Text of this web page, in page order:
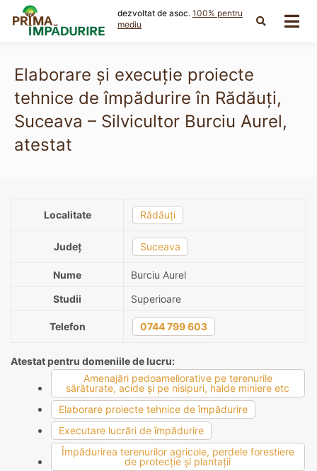
content
dezvoltat de asoc. 100% pentru
mediu
Elaborare și execuție proiecte
tehnice de împădurire în Rădăuți,
Suceava – Silvicultor Burciu Aurel,
atestat
Localitate Rădăuți
Județ Suceava
Nume
Burciu Aurel
Studii
Superioare
Telefon 0744 799 603
Atestat pentru domeniile de lucru:
Amenajări pedoameliorative pe terenurile
sărăturate, acide şi pe nisipuri, halde miniere etc
Elaborare proiecte tehnice de împădurire
Executare lucrări de împădurire
Împădurirea terenurilor agricole, perdele forestiere
de protecţie şi plantaţii